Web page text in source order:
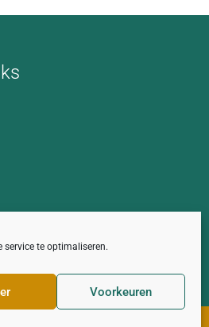
service te optimaliseren.
Voorkeuren